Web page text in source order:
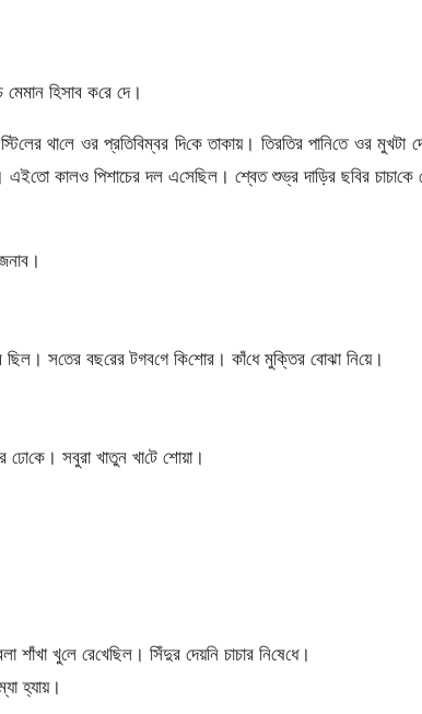
হিসাব ক‌রে দে।
থা‌লে ওর প্র‌তি‌বিম্বর দি‌কে তাকায়। তির‌তির পা‌নি‌তে ওর
এই‌তো কালও পিশাচের দল এ‌সে‌ছিল। শ্বেত শুভ্র দা‌ড়ির ছ‌বির চাচা‌কে
ছিল। স‌তের বছ‌রের টগব‌গে কি‌শোর। কাঁ‌ধে মুক্তির বোঝা নি‌য়ে।
সবুরা খাতুন খা‌টে শোয়া।
শাঁখা খু‌লে রে‌খে‌ছিল। সিঁদুর দেয়‌নি চাচার নি‌ষে‌ধে।
হ্যায়।